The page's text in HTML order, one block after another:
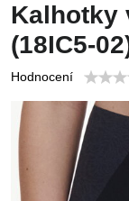
Kalhotky
(18IC5-
Hodnocení